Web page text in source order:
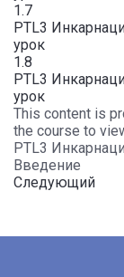
1.7
PTL3
урок
1.8
PTL3
урок
This content is
the course to
PTL3
Введение
Следующий